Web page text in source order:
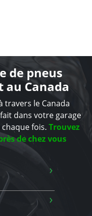
de pneus
Canada
travers le Canada
dans votre garage
fois. Trouvez
de chez vous
›
›